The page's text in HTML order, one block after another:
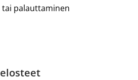
palauttaminen